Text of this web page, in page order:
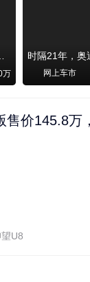
驰骋坝上草原！
万 网上车市
售价145.8万
U8